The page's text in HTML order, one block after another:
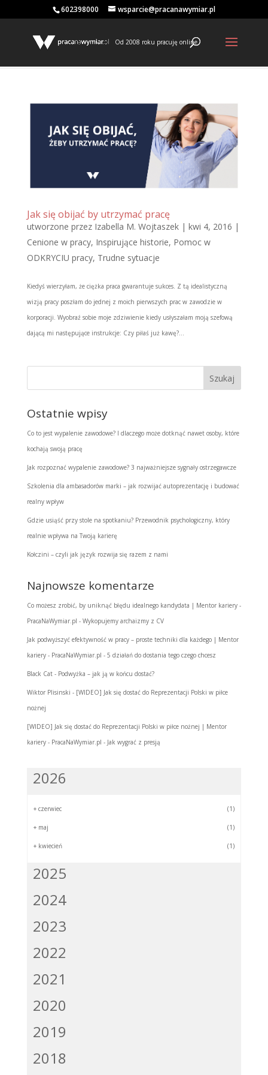
602398000 wsparcie@pracanawymiar.pl
Od 2008 roku pracuję online
Jak się obijać by utrzymać pracę
utworzone przez Izabella M. Wojtaszek| kwi 4, 2016 |
Cenione w pracy, Inspirujące historie, Pomoc w
ODKRYCIU pracy, Trudne sytuacje
Kiedyś wierzyłam, że ciężka praca gwarantuje sukces. Z tą idealistyczną
wizją pracy poszłam do jednej z moich pierwszych prac w zawodzie w
korporacji. Wyobraź sobie moje zdziwienie kiedy usłyszałam moją szefową
dającą mi następujące instrukcje: Czy piłaś już kawę?...
Ostatnie wpisy
Co to jest wypalenie zawodowe? I dlaczego może dotknąć nawet osoby, które
kochają swoją pracę
Jak rozpoznać wypalenie zawodowe? 3 najważniejsze sygnały ostrzegawcze
Szkolenia dla ambasadorów marki – jak rozwijać autoprezentację i budować
realny wpływ
Gdzie usiąść przy stole na spotkaniu? Przewodnik psychologiczny, który
realnie wpływa na Twoją karierę
Kołczini – czyli jak język rozwija się razem z nami
Najnowsze komentarze
Co możesz zrobić, by uniknąć błędu idealnego kandydata | Mentor kariery -
PracaNaWymiar.pl - Wykopujemy archaizmy z CV
Jak podwyższyć efektywność w pracy – proste techniki dla każdego | Mentor
kariery - PracaNaWymiar.pl - 5 działań do dostania tego czego chcesz
Black Cat- Podwyżka – jak ją w końcu dostać?
Wiktor Plisinski - [WIDEO] Jak się dostać do Reprezentacji Polski w piłce
nożnej
[WIDEO] Jak się dostać do Reprezentacji Polski w piłce nożnej | Mentor
kariery - PracaNaWymiar.pl - Jak wygrać z presją
2026
+ czerwiec (1)
+ maj (1)
+ kwiecień (1)
2025
2024
2023
2022
2021
2020
2019
2018